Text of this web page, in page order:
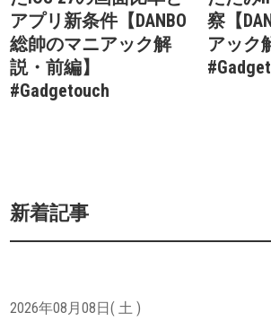
アプリ新条件【DANBO
総帥のマニアック解
説・前編】
#Gadgetouch
察【
アック
新着記事
2026年08月08日( 土 )